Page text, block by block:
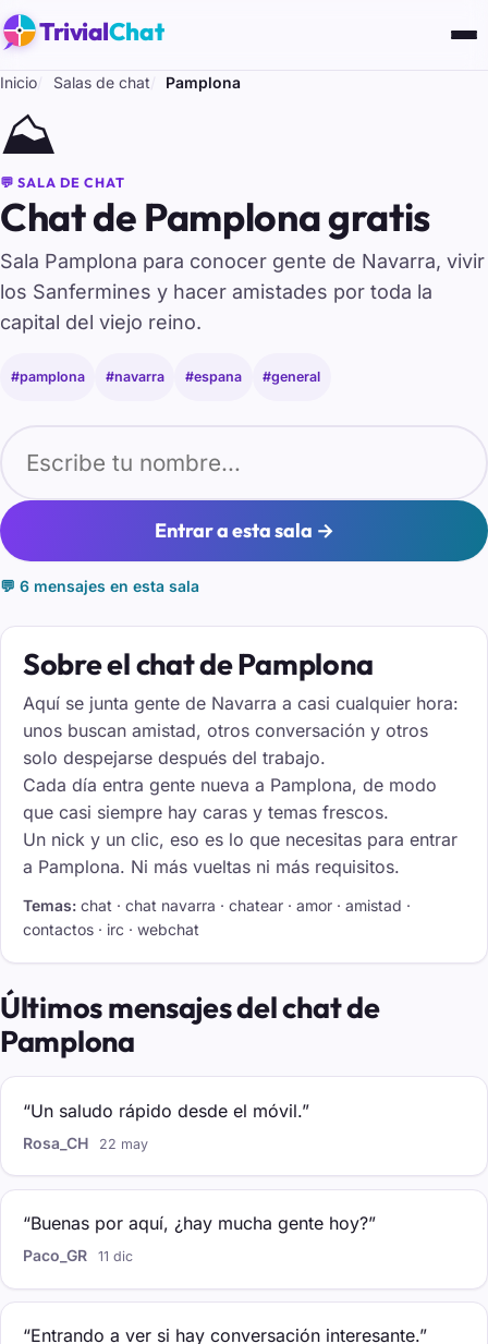
TrivialChat
Inicio Salas de chat Pamplona
⛰️
💬 SALA DE CHAT
Chat de Pamplona gratis
Sala Pamplona para conocer gente de Navarra, vivir
los Sanfermines y hacer amistades por toda la
capital del viejo reino.
#pamplona #navarra #espana #general
Entrar a esta sala →
💬 6 mensajes en esta sala
Sobre el chat de Pamplona
Aquí se junta gente de Navarra a casi cualquier hora:
unos buscan amistad, otros conversación y otros
solo despejarse después del trabajo.
Cada día entra gente nueva a Pamplona, de modo
que casi siempre hay caras y temas frescos.
Un nick y un clic, eso es lo que necesitas para entrar
a Pamplona. Ni más vueltas ni más requisitos.
Temas: chat · chat navarra · chatear · amor · amistad ·
contactos · irc · webchat
Últimos mensajes del chat de
Pamplona
“Un saludo rápido desde el móvil.”
Rosa_CH 22 may
“Buenas por aquí, ¿hay mucha gente hoy?”
Paco_GR 11 dic
“Entrando a ver si hay conversación interesante.”